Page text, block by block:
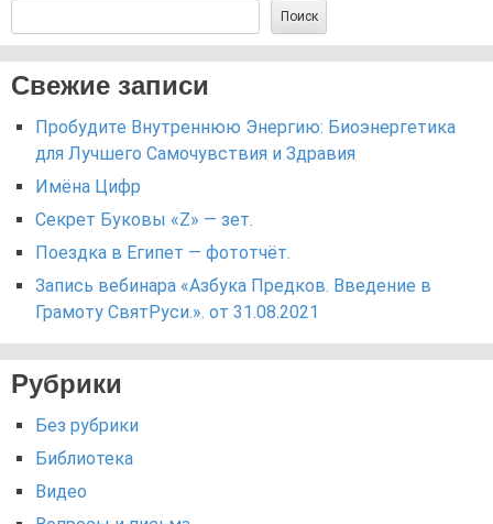
Поиск
Свежие записи
Пробудите Внутреннюю Энергию: Биоэнергетика
для Лучшего Самочувствия и Здравия
Имёна Цифр
Секрет Буковы «Z» — зет.
Поездка в Египет — фототчёт.
Запись вебинара «Азбука Предков. Введение в
Грамоту СвятРуси.». от 31.08.2021
Рубрики
Без рубрики
Библиотека
Видео